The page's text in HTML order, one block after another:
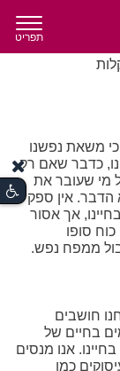
תפריט
משאת נפשנו
כדבר שאם רק
מי שעובר את
הדבר. אין ספק כי
אך אסור
סופו
ממפח נפש.
חושבים
בחיים של
אנו מנסים
כמו